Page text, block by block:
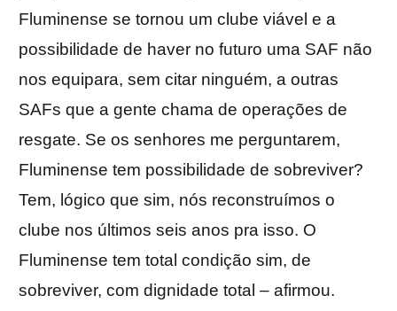
Fluminense se tornou um clube viável e a
possibilidade de haver no futuro uma SAF não
nos equipara, sem citar ninguém, a outras
SAFs que a gente chama de operações de
resgate. Se os senhores me perguntarem,
Fluminense tem possibilidade de sobreviver?
Tem, lógico que sim, nós reconstruímos o
clube nos últimos seis anos pra isso. O
Fluminense tem total condição sim, de
sobreviver, com dignidade total – afirmou.